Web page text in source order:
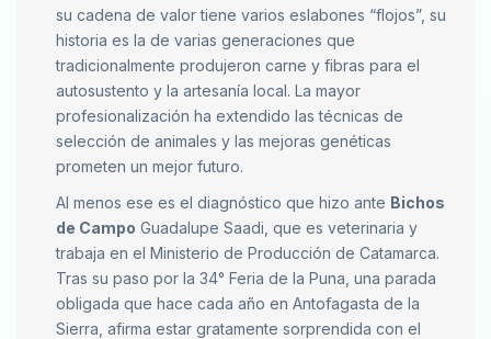
su cadena de valor tiene varios eslabones “flojos”, su
historia es la de varias generaciones que
tradicionalmente produjeron carne y fibras para el
autosustento y la artesanía local. La mayor
profesionalización ha extendido las técnicas de
selección de animales y las mejoras genéticas
prometen un mejor futuro.
Al menos ese es el diagnóstico que hizo ante Bichos
de Campo Guadalupe Saadi, que es veterinaria y
trabaja en el Ministerio de Producción de Catamarca.
Tras su paso por la 34° Feria de la Puna, una parada
obligada que hace cada año en Antofagasta de la
Sierra, afirma estar gratamente sorprendida con el